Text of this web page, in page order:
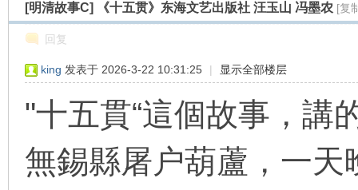
» › › ›
[明清故事C] 《十五贯》东海文艺出版社 汪玉山 冯墨农 [复
回复
king 发表于 2026-3-22 10:31:25 | 显示全部楼层
"十五貫“這個故事，講
無錫縣屠户葫蘆，一